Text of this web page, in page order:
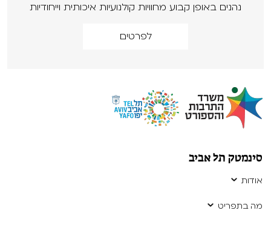
נהנים באופן קבוע מחוויות קולנועיות איכותית וייחודיות
לפרטים
סינמטק תל אביב
אודות
מה בתפריט